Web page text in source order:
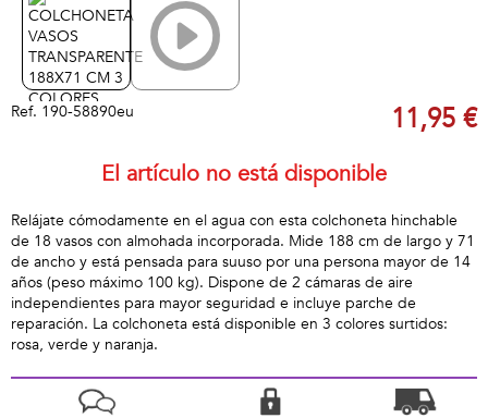
Ref. 190-58890eu 11,95 €
El artículo no está disponible
Relájate cómodamente en el agua con esta colchoneta hinchable
de 18 vasos con almohada incorporada. Mide 188 cm de largo y 71
de ancho y está pensada para suuso por una persona mayor de 14
años (peso máximo 100 kg). Dispone de 2 cámaras de aire
independientes para mayor seguridad e incluye parche de
reparación. La colchoneta está disponible en 3 colores surtidos:
rosa, verde y naranja.